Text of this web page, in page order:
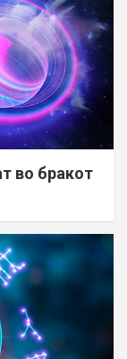
во бракот